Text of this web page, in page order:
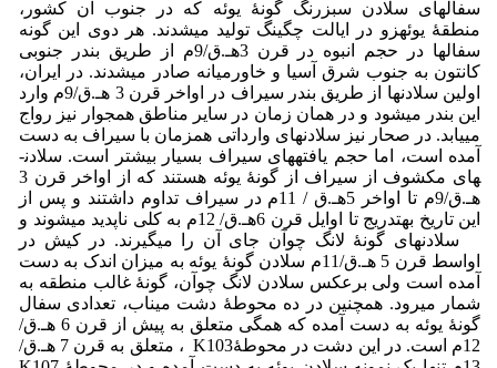
سفال­های سلادن سبزرنگ گونۀ یوئه که در جنوب آن کشور،
منطقۀ یوئه­زو در ایالت چگینگ تولید می­شدند. هر دوی این گونه
سفال­ها در حجم انبوه در قرن 3­هـ.ق/9­م از طریق بندر جنوبی
کانتون به جنوب شرق آسیا و خاورمیانه صادر می­شدند. در ایران،
اولین سلادن­ها از طریق بندر سیراف در اواخر قرن 3 هـ.ق/9­م وارد
این بندر می­شود و در همان زمان در سایر مناطق هم­جوار نیز رواج
می­یابد. در صحار نیز سلادن­های وارداتی هم­زمان با سیراف به دست
آمده است، اما حجم یافته­های سیراف بسیار بیشتر است. سلادن­
های مکشوف از سیراف از گونۀ یوئه هستند که از اواخر قرن 3
هـ.­ق/9­م تا اواخر 5­هـ.­ق / 11م در سیراف تداوم داشتند و پس از
این تاریخ به­تدریج تا اوایل قرن 6هـ.ق/ 12­م به کلی ناپدید می­شوند و
سلادن­های گونۀ لانگ چوآن جای آن را می­گیرند. در کیش در
اواسط قرن 5 هـ.ق/11م سلادن گونۀ یوئه به میزان اندک به دست
آمده است ولی برعکس سلادن لانگ چوآن، گونۀ غالب منطقه به
شمار می­رود. همچنین در ده محوطۀ دشت میناب، تعدادی سفال
گونۀ یوئه به دست آمده که همگی متعلق به پیش از قرن 6 هـ.ق/
12­م است. در این دشت در محوطۀK103 ، متعلق به قرن 7 هـ.ق/